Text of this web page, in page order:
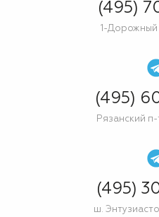
(495)
1-Дорожный
(495)
Рязанский п-
(495)
ш.